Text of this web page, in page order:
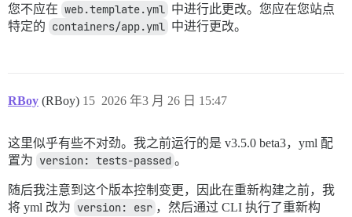
您不应在 web.template.yml 中进行此更改。您应在您站点
特定的 containers/app.yml 中进行更改。
RBoy (RBoy) 2026 年3 月 26 日 15:47
15
这里似乎有些不对劲。我之前运行的是 v3.5.0 beta3，yml 配
置为 version: tests-passed 。
随后我注意到这个版本控制变更，因此在重新构建之前，我
将 yml 改为 version: esr ，然后通过 CLI 执行了重新构